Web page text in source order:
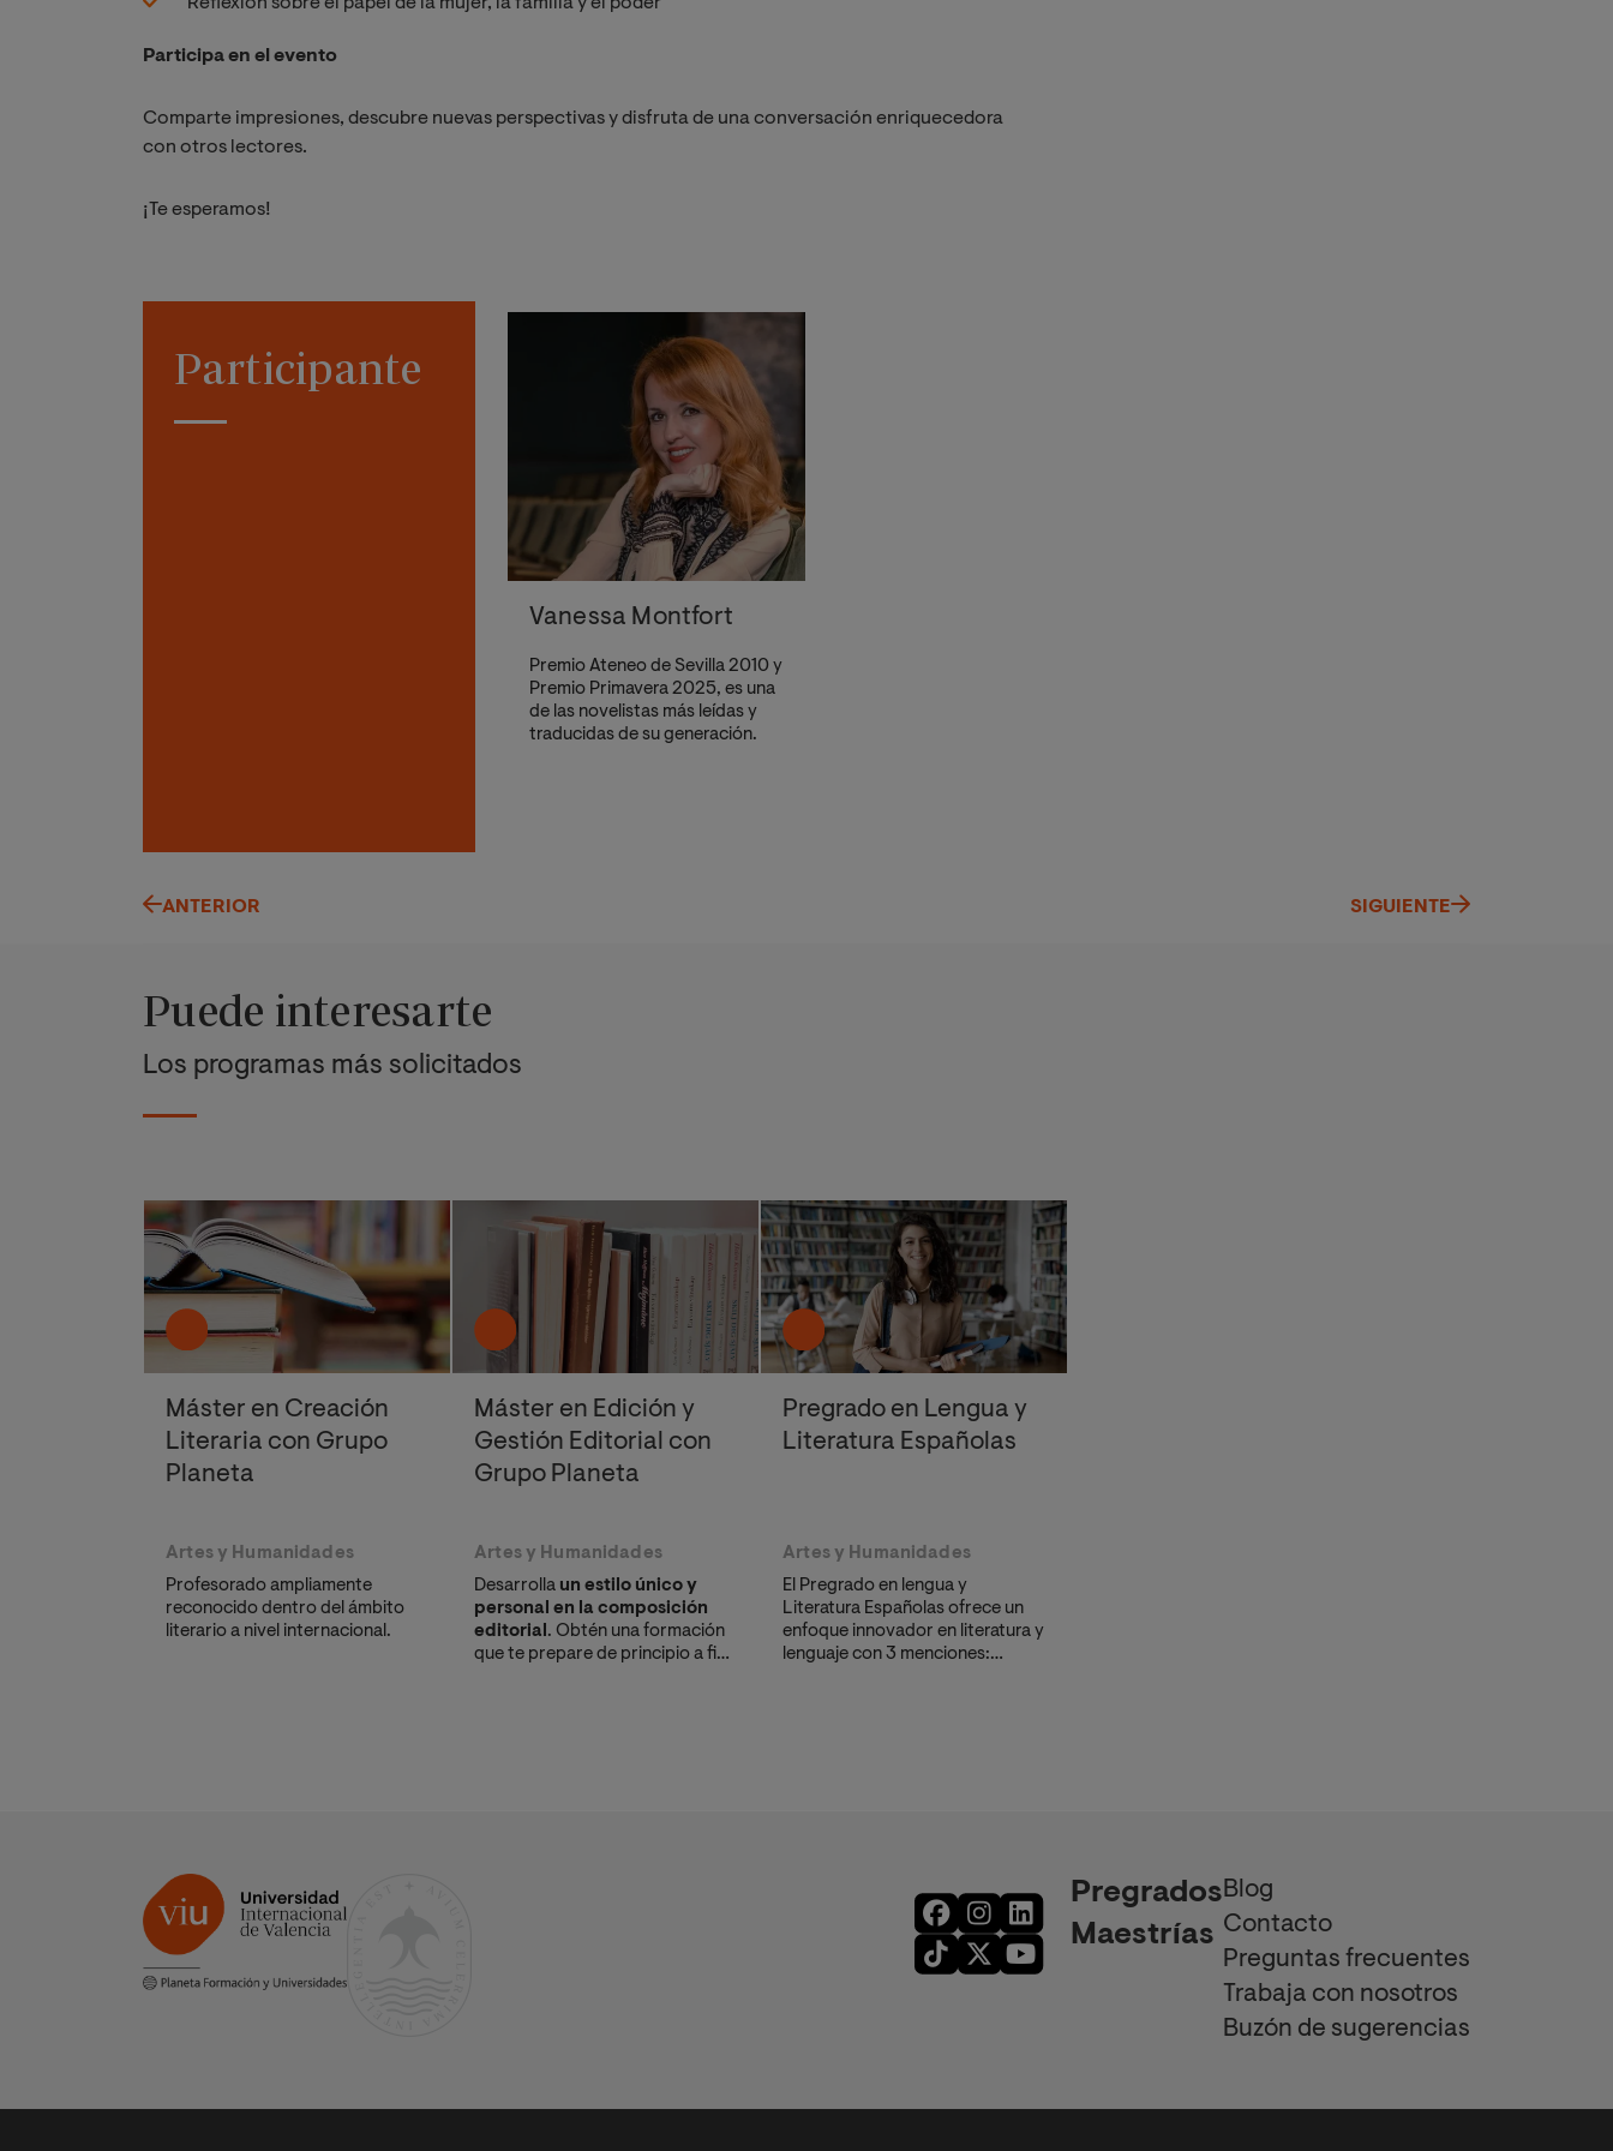
Reflexión sobre el papel de la mujer, la familia y el poder
Participa en el evento
Comparte impresiones, descubre nuevas perspectivas y disfruta de una conversación enriquecedora
con otros lectores.
¡Te esperamos!
Participante
Vanessa Montfort
Premio Ateneo de Sevilla 2010 y
Premio Primavera 2025, es una
de las novelistas más leídas y
traducidas de su generación.
ANTERIOR SIGUIENTE
Puede interesarte
Los programas más solicitados
Máster en Creación
Literaria con Grupo
Planeta
Artes y Humanidades
Profesorado ampliamente
reconocido dentro del ámbito
literario a nivel internacional.
Máster en Edición y
Gestión Editorial con
Grupo Planeta
Artes y Humanidades
Desarrolla un estilo único y
personal en la composición
editorial . Obtén una formación
que te prepare de principio a fin
Pregrado en Lengua y
Literatura Españolas
Artes y Humanidades
El Pregrado en lengua y
Literatura Españolas ofrece un
enfoque innovador en literatura y
lenguaje con 3 menciones:
Pregrados
Maestrías
Blog
Contacto
Preguntas frecuentes
Trabaja con nosotros
Buzón de sugerencias